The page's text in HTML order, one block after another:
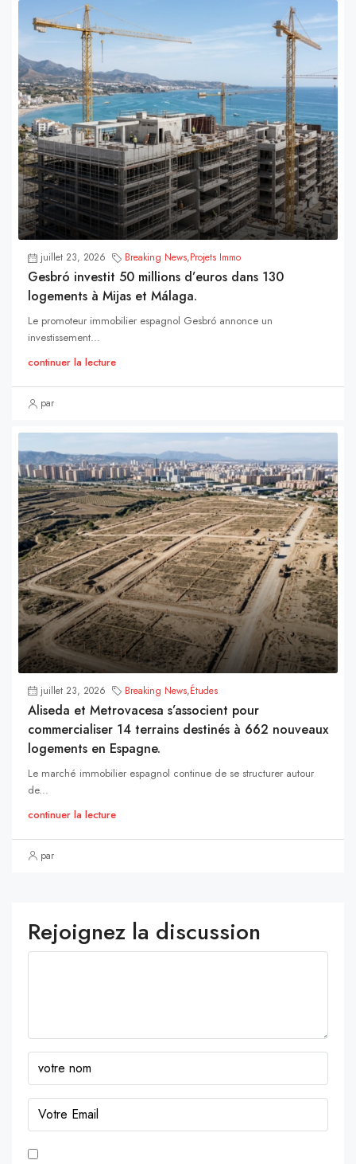
juillet 23, 2026 Breaking News,Projets Immo
Gesbró investit 50 millions d’euros dans 130
logements à Mijas et Málaga.
Le promoteur immobilier espagnol Gesbró annonce un
investissement...
continuer la lecture
par
juillet 23, 2026 Breaking News,Études
Aliseda et Metrovacesa s’associent pour
commercialiser 14 terrains destinés à 662 nouveaux
logements en Espagne.
Le marché immobilier espagnol continue de se structurer autour
de...
continuer la lecture
par
Rejoignez la discussion